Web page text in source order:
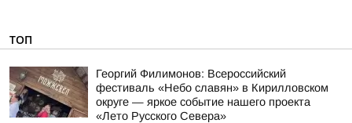
ТОП
Георгий Филимонов: Всероссийский
фестиваль «Небо славян» в Кирилловском
округе — яркое событие нашего проекта
«Лето Русского Севера»